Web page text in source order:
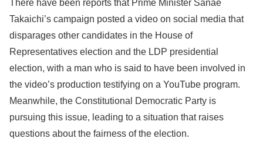
There have been reports that Prime Minister Sanae
Takaichi’s campaign posted a video on social media that
disparages other candidates in the House of
Representatives election and the LDP presidential
election, with a man who is said to have been involved in
the video’s production testifying on a YouTube program.
Meanwhile, the Constitutional Democratic Party is
pursuing this issue, leading to a situation that raises
questions about the fairness of the election.